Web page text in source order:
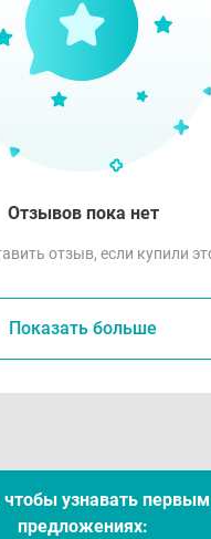
Отзывов пока нет
отзыв, если купили
Показать больше
узнавать
предложениях: